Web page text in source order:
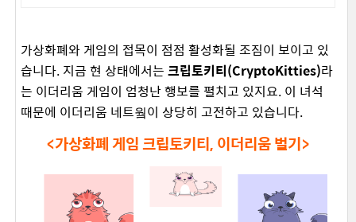
가상화폐와 게임의 접목이 점점 활성화될 조짐이 보이고 있
습니다. 지금 현 상태에서는 크립토키티(CryptoKitties)라
는 이더리움 게임이 엄청난 행보를 펼치고 있지요. 이 녀석
때문에 이더리움 네트웤이 상당히 고전하고 있습니다.
<가상화폐 게임 크립토키티, 이더리움 벌기>